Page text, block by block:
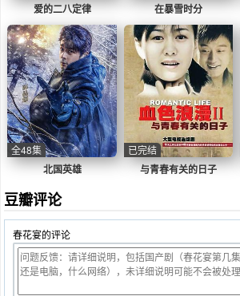
爱的二八定律 在暴雪时分
北国英雄
全48集
与青春有关的日子
已完结
豆瓣评论
春花宴的评论